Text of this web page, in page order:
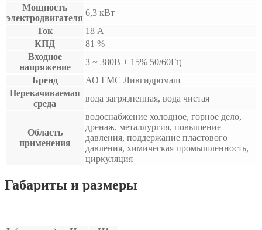
Мощность
электродвигателя
6,3 кВт
Ток
18 А
КПД
81 %
Входное
напряжение
3 ~ 380B ± 15% 50/60Гц
Бренд
АО ГМС Ливгидромаш
Перекачиваемая
среда
вода загрязненная, вода чистая
Область
применения
водоснабжение холодное, горное дело,
дренаж, металлургия, повышение
давления, поддержание пластового
давления, химическая промышленность,
циркуляция
Габариты и размеры